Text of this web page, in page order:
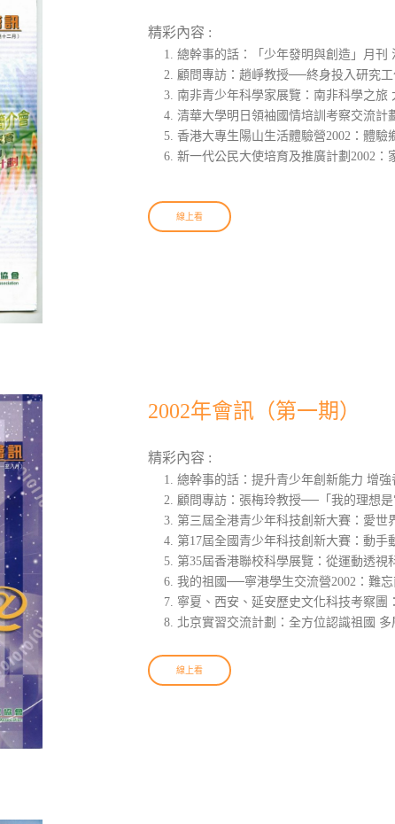
精彩內容 :
總幹事的話：「少年發明與創造」月刊
顧問專訪：趙崢教授──終身投入研究
南非青少年科學家展覽：南非科學之旅
清華大學明日領袖國情培訓考察交流計
香港大專生陽山生活體驗營2002：體驗
新一代公民大使培育及推廣計劃2002：
線上看
2002年會訊（第一期）
精彩內容 :
總幹事的話：提升青少年創新能力 增強
顧問專訪：張梅玲教授──「我的理想
第三屆全港青少年科技創新大賽：愛世
第17屆全國青少年科技創新大賽：動手
第35屆香港聯校科學展覽：從運動透視
我的祖國──寧港學生交流營2002：難
寧夏、西安、延安歷史文化科技考察
北京實習交流計劃：全方位認識祖國
線上看